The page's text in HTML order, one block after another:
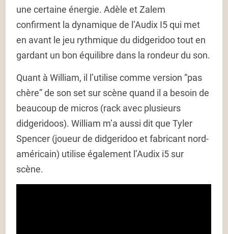
une certaine énergie. Adèle et Zalem
confirment la dynamique de l’Audix I5 qui met
en avant le jeu rythmique du didgeridoo tout en
gardant un bon équilibre dans la rondeur du son.
Quant à William, il l’utilise comme version “pas
chère” de son set sur scène quand il a besoin de
beaucoup de micros (rack avec plusieurs
didgeridoos). William m’a aussi dit que Tyler
Spencer (joueur de didgeridoo et fabricant nord-
américain) utilise également l’Audix i5 sur
scène.